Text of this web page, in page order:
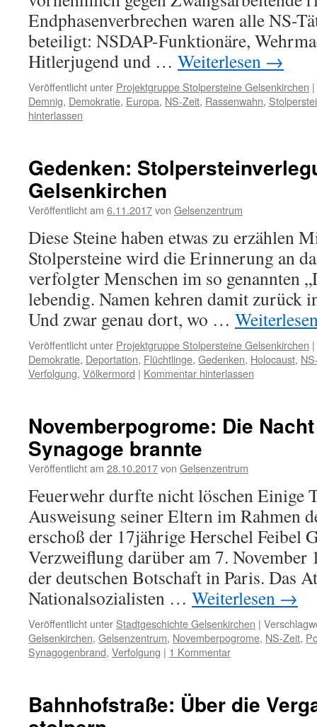
Endphasenverbrechen waren alle NS-
beteiligt: NSDAP-Funktionäre,
Hitlerjugend und … Weiterlesen →
Veröffentlicht unter Projektgruppe Stolpersteine Gelsenkirchen |
Demnig, Demokratie, Europa, NS-Zeit, Rassenwahn,
hinterlassen
Gedenken:
Gelsenkirchen
Veröffentlicht am 6.11.2017von Gelsenzentrum
Diese Steine haben etwas zu erzählen
Stolpersteine wird die Erinnerung an
verfolgter Menschen im so genannten
lebendig. Namen kehren damit zurück
Und zwar genau dort, wo …
Veröffentlicht unter Projektgruppe Stolpersteine Gelsenkirchen |
Demokratie, Deportation, Flüchtlinge, Gedenken, Holocaust,
Verfolgung, Völkermord | Kommentar hinterlassen
Novemberpogrome: Die
Synagoge brannte
Veröffentlicht am 28.10.2017von Gelsenzentrum
Feuerwehr durfte nicht löschen Einige
Ausweisung seiner Eltern im Rahmen
erschoß der 17jährige Herschel Feibel
Verzweiflung darüber am 7.
der deutschen Botschaft in Paris. Das
Nationalsozialisten … Weiterlesen →
Veröffentlicht unter Stadtgeschichte Gelsenkirchen |
Gelsenkirchen, Gelsenzentrum, Novemberpogrome, NS-Zeit,
Synagogenbrand, Verfolgung | 1 Kommentar
Bahnhofstraße: Über die